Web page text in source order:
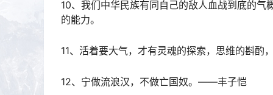
10、我们中华民族有同自己的敌人血战到底的
的能力。
11、活着要大气，才有灵魂的探索，思维的斟酌
12、宁做流浪汉，不做亡国奴。——丰子恺